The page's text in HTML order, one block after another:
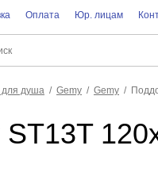
Оплата Юр. лицам
душа Gemy Gemy